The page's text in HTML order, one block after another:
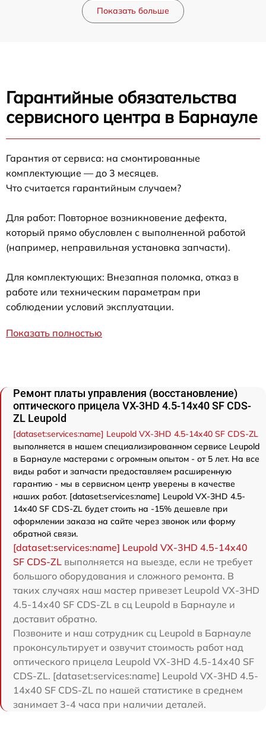
Показать больше
Гарантийные обязательства
сервисного центра в Барнауле
Гарантия от сервиса: на смонтированные
комплектующие — до 3 месяцев.
Что считается гарантийным случаем?
Для работ: Повторное возникновение дефекта,
который прямо обусловлен с выполненной работой
(например, неправильная установка запчасти).
Для комплектующих: Внезапная поломка, отказ в
работе или техническим параметрам при
соблюдении условий эксплуатации.
Показать полностью
Ремонт платы управления (восстановление)
оптического прицела VX-3HD 4.5-14x40 SF CDS-
ZL Leupold
[dataset:services:name] Leupold VX-3HD 4.5-14x40 SF CDS-ZL
выполняется в нашем специализированном сервисе Leupold
в Барнауле мастерами с огромным опытом - от 5 лет. На все
виды работ и запчасти предоставляем расширенную
гарантию - мы в сервисном центр уверены в качестве
наших работ. [dataset:services:name] Leupold VX-3HD 4.5-
14x40 SF CDS-ZL будет стоить на -15% дешевле при
оформлении заказа на сайте через звонок или форму
обратной связи.
[dataset:services:name] Leupold VX-3HD 4.5-14x40
SF CDS-ZL выполняется на выезде, если не требует
большого оборудования и сложного ремонта. В
таких случаях наш мастер привезет Leupold VX-3HD
4.5-14x40 SF CDS-ZL в сц Leupold в Барнауле и
доставит обратно.
Позвоните и наш сотрудник сц Leupold в Барнауле
проконсультирует и озвучит стоимость работ над
оптического прицела Leupold VX-3HD 4.5-14x40 SF
CDS-ZL. [dataset:services:name] Leupold VX-3HD 4.5-
14x40 SF CDS-ZL по нашей статистике в среднем
занимает 3-4 часа при наличии деталей.